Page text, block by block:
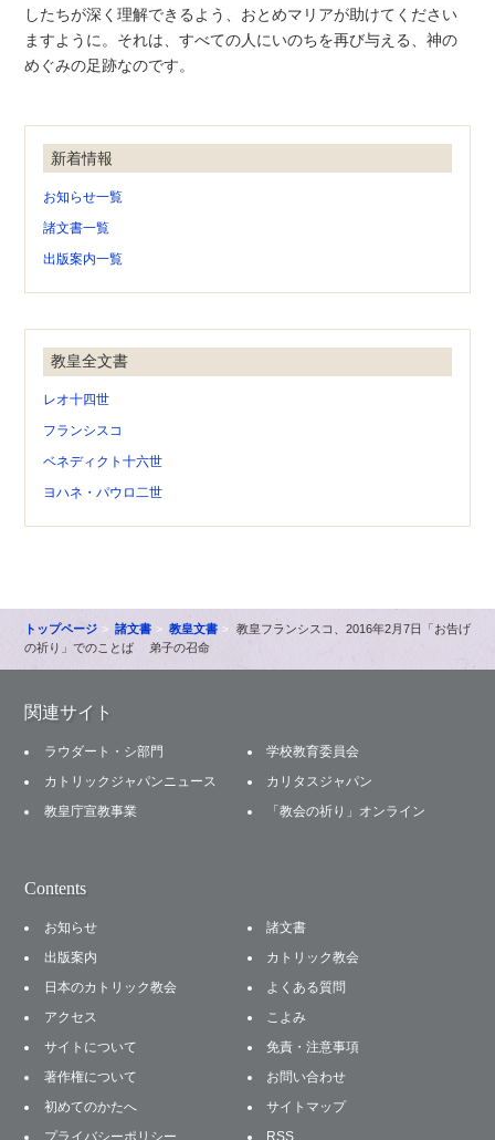
したちが深く理解できるよう、おとめマリアが助けてください
ますように。それは、すべての人にいのちを再び与える、神の
めぐみの足跡なのです。
新着情報
お知らせ一覧
諸文書一覧
出版案内一覧
教皇全文書
レオ十四世
フランシスコ
ベネディクト十六世
ヨハネ・パウロ二世
トップページ 諸文書 教皇文書
教皇フランシスコ、2016年2月7日「お告げ
の祈り」でのことば 弟子の召命
関連サイト
ラウダート・シ部門
学校教育委員会
カトリックジャパンニュース
カリタスジャパン
教皇庁宣教事業
「教会の祈り」オンライン
Contents
お知らせ
諸文書
出版案内
カトリック教会
日本のカトリック教会
よくある質問
アクセス
こよみ
サイトについて
免責・注意事項
著作権について
お問い合わせ
初めてのかたへ
サイトマップ
プライバシーポリシー
RSS